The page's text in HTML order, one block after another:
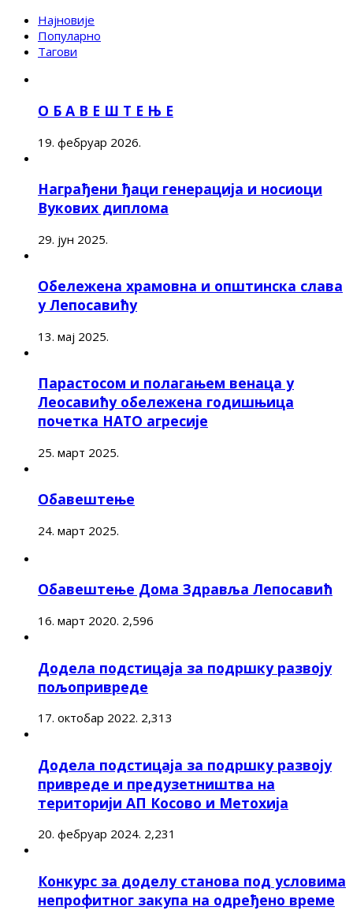
Најновије
Популарно
Тагови
О Б А В Е Ш Т Е Њ Е
19. фебруар 2026.
Награђени ђаци генерација и носиоци
Вукових диплома
29. јун 2025.
Обележена храмовна и општинска слава
у Лепосавићу
13. мај 2025.
Парастосом и полагањем венаца у
Леосавићу обележена годишњица
почетка НАТО агресије
25. март 2025.
Обавештење
24. март 2025.
Обавештење Дома Здравља Лепосавић
16. март 2020. 2,596
Додела подстицаја за подршку развоју
пољопривреде
17. октобар 2022. 2,313
Додела подстицаја за подршку развоју
привреде и предузетништва на
територији АП Косово и Метохија
20. фебруар 2024. 2,231
Конкурс за доделу станова под условима
непрофитног закупа на одређено време